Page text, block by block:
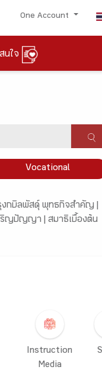
One Account
นใจ
Vocational
งกบิลพัสดุ์ พุทธกิจสำคัญ |
ริญปัญญา | สมาธิเบื้องต้น
Instruction
Media